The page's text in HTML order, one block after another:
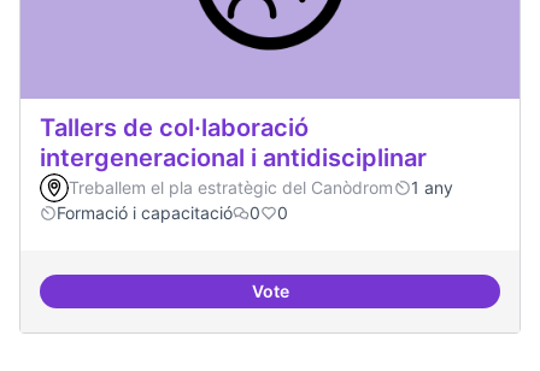
Tallers de col·laboració
intergeneracional i antidisciplinar
Treballem el pla estratègic del Canòdrom
1 any
Formació i capacitació
0 0
VoteTallers de col·laboració